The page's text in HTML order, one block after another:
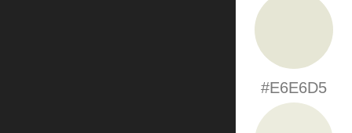
#E6E6D5